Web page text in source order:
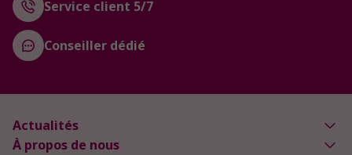
Service client 5/7
Conseiller dédié
Actualités
À propos de nous